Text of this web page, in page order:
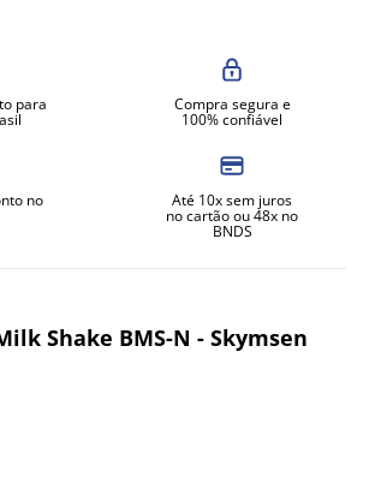
para Compra segura e
100% confiável
no Até 10x sem juros
no cartão ou 48x no
BNDS
Shake BMS-N - Skymsen